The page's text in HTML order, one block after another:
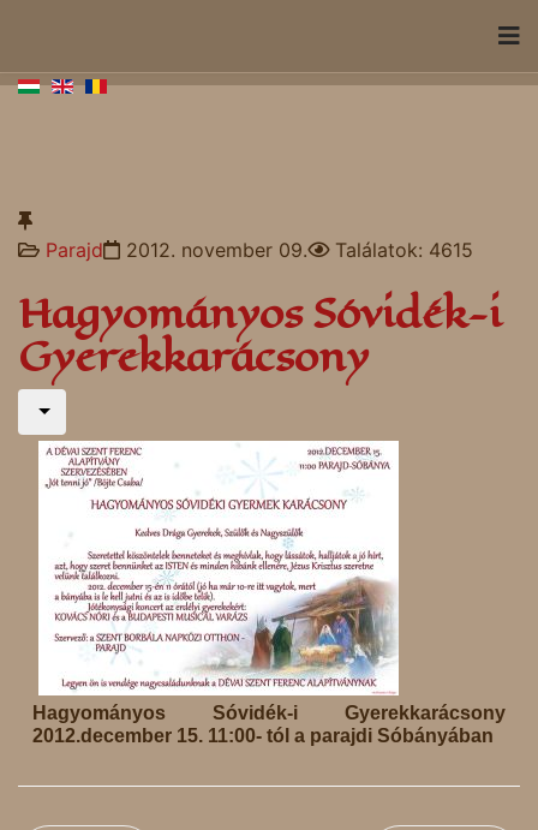
Parajd 2012. november 09. Találatok: 4615
Hagyományos Sóvidék-i
Gyerekkarácsony
Hagyományos Sóvidék-i Gyerekkarácsony
2012.december 15. 11:00- tól a parajdi Sóbányában